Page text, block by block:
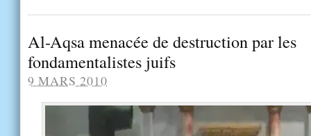
Al-Aqsa menacée de destruction par les
fondamentalistes juifs
9 MARS 2010